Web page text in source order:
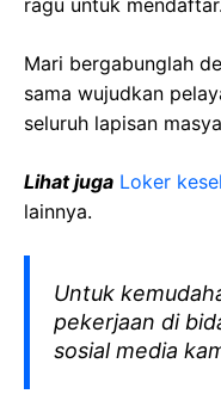
ragu untuk mendaftar.
Mari bergabunglah
sama wujudkan
seluruh lapisan
Lihat juga Loker
lainnya.
Untuk
pekerjaan di
sosial media